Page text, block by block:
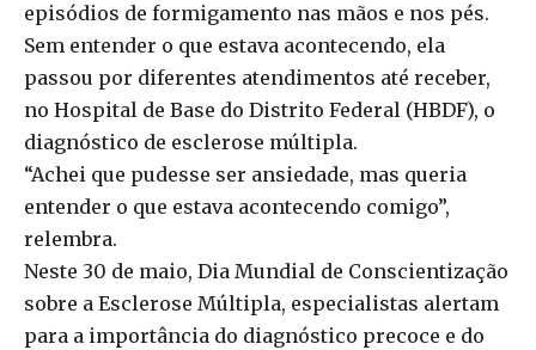
episódios de formigamento nas mãos e nos pés.
Sem entender o que estava acontecendo, ela
passou por diferentes atendimentos até receber,
no Hospital de Base do Distrito Federal (HBDF), o
diagnóstico de esclerose múltipla.
“Achei que pudesse ser ansiedade, mas queria
entender o que estava acontecendo comigo”,
relembra.
Neste 30 de maio, Dia Mundial de Conscientização
sobre a Esclerose Múltipla, especialistas alertam
para a importância do diagnóstico precoce e do